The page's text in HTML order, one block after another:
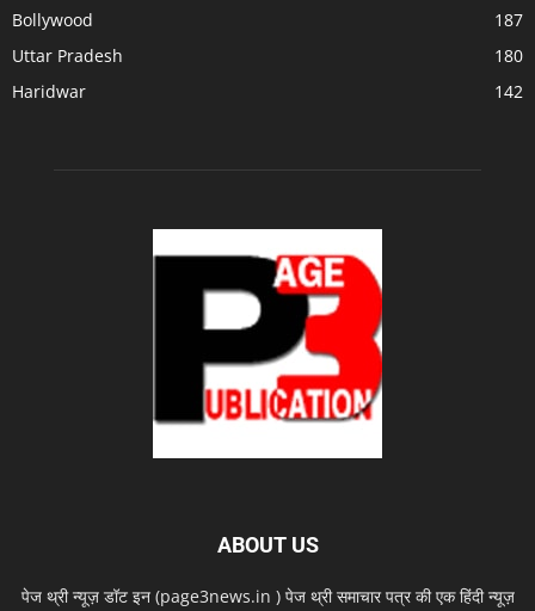
Bollywood
187
Uttar Pradesh
180
Haridwar
142
ABOUT US
पेज थ्री न्यूज़ डॉट इन (page3news.in ) पेज थ्री समाचार पत्र की एक हिंदी न्यूज़